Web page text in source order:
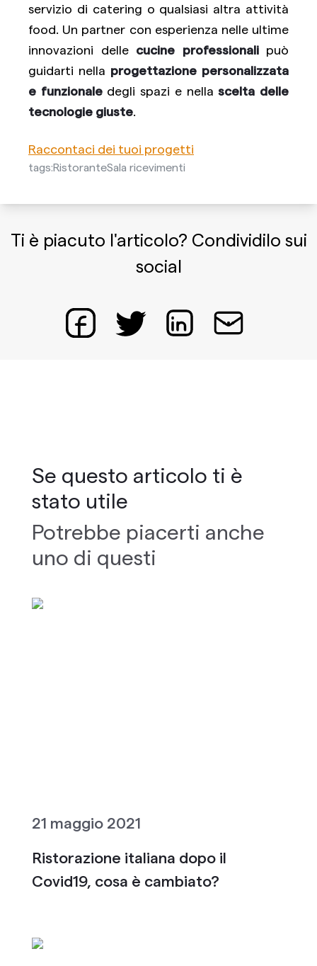
servizio di catering o qualsiasi altra attività
food. Un partner con esperienza nelle ultime
innovazioni delle cucine professionalipuò
guidarti nella progettazione personalizzata
e funzionaledegli spazi e nellascelta delle
tecnologie giuste
Raccontaci dei tuoi progetti
tags:RistoranteSala ricevimenti
Ti è piacuto l'articolo? Condividilo sui
social
Se questo articolo ti è
stato utile
Potrebbe piacerti anche
uno di questi
21 maggio 2021
Ristorazione italiana dopo il
Covid19, cosa è cambiato?